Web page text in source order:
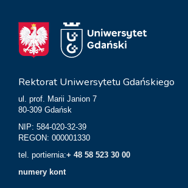
Rektorat Uniwersytetu Gdańskiego
ul. prof. Marii Janion 7
80-309 Gdańsk
NIP: 584-020-32-39
REGON: 000001330
tel. portiernia:+ 48 58 523 30 00
numery kont